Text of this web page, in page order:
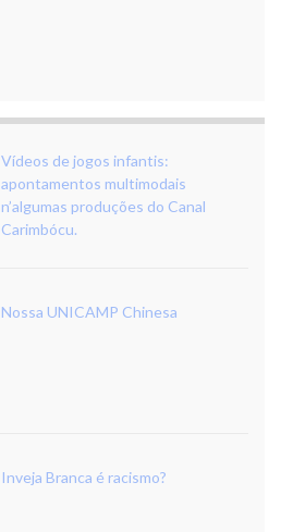
Vídeos de jogos infantis:
apontamentos multimodais
n’algumas produções do Canal
Carimbócu.
Nossa UNICAMP Chinesa
Inveja Branca é racismo?